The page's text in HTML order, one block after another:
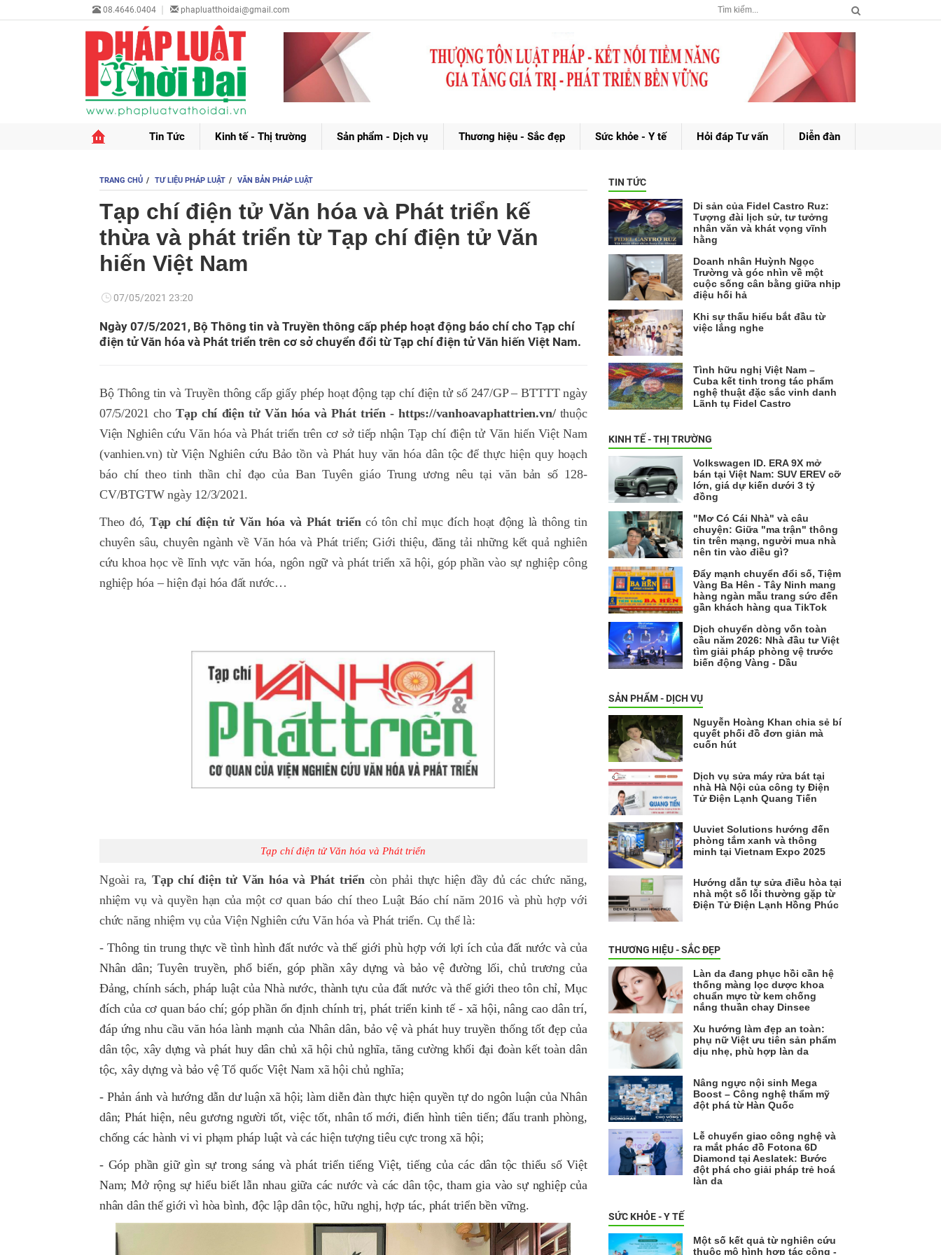
08.4646.0404 phapluatthoidai@gmail.com
Tin Tức Kinh tế - Thị trường Sản phẩm - Dịch vụ Thương hiệu - Sắc đẹp Sức khỏe - Y tế Hỏi đáp Tư vấn Diễn đàn
TRANG CHỦ TƯ LIỆU PHÁP LUẬT VĂN BẢN PHÁP LUẬT
Tạp chí điện tử Văn hóa và Phát triển kế
thừa và phát triển từ Tạp chí điện tử Văn
hiến Việt Nam
07/05/2021 23:20
Ngày 07/5/2021, Bộ Thông tin và Truyền thông cấp phép hoạt động báo chí cho Tạp chí
điện tử Văn hóa và Phát triển trên cơ sở chuyển đổi từ Tạp chí điện tử Văn hiến Việt Nam.
Bộ Thông tin và Truyền thông cấp giấy phép hoạt động tạp chí điện tử số 247/GP – BTTTT ngày
07/5/2021 choTạp chí điện tử Văn hóa và Phát triển -https://vanhoavaphattrien.vn/ thuộc
Viện Nghiên cứu Văn hóa và Phát triển trên cơ sở tiếp nhận Tạp chí điện tử Văn hiến Việt Nam
(vanhien.vn) từ Viện Nghiên cứu Bảo tồn và Phát huy văn hóa dân tộc để thực hiện quy hoạch
báo chí theo tinh thần chỉ đạo của Ban Tuyên giáo Trung ương nêu tại văn bản số 128-
CV/BTGTW ngày 12/3/2021.
Theo đó, Tạp chí điện tử Văn hóa và Phát triểncó tôn chỉ mục đích hoạt động là thông tin
chuyên sâu, chuyên ngành về Văn hóa và Phát triển; Giới thiệu, đăng tải những kết quả nghiên
cứu khoa học về lĩnh vực văn hóa, ngôn ngữ và phát triển xã hội, góp phần vào sự nghiệp công
nghiệp hóa – hiện đại hóa đất nước…
Tạp chí điện tử Văn hóa và Phát triển
Ngoài ra,Tạp chí điện tử Văn hóa và Phát triểncòn phải thực hiện đầy đủ các chức năng,
nhiệm vụ và quyền hạn của một cơ quan báo chí theo Luật Báo chí năm 2016 và phù hợp với
chức năng nhiệm vụ của Viện Nghiên cứu Văn hóa và Phát triển. Cụ thể là:
-Thông tin trung thực về tình hình đất nước và thế giới phù hợp với lợi ích của đất nước và của
Nhân dân; Tuyên truyền, phổ biến, góp phần xây dựng và bảo vệ đường lối, chủ trương của
Đảng, chính sách, pháp luật của Nhà nước, thành tựu của đất nước và thế giới theo tôn chỉ, Mục
đích của cơ quan báo chí; góp phần ổn định chính trị, phát triển kinh tế - xã hội, nâng cao dân trí,
đáp ứng nhu cầu văn hóa lành mạnh của Nhân dân, bảo vệ và phát huy truyền thống tốt đẹp của
dân tộc, xây dựng và phát huy dân chủ xã hội chủ nghĩa, tăng cường khối đại đoàn kết toàn dân
tộc, xây dựng và bảo vệ Tổ quốc Việt Nam xã hội chủ nghĩa;
- Phản ánh và hướng dẫn dư luận xã hội; làm diễn đàn thực hiện quyền tự do ngôn luận của Nhân
dân; Phát hiện, nêu gương người tốt, việc tốt, nhân tố mới, điển hình tiên tiến; đấu tranh phòng,
chống các hành vi vi phạm pháp luật và các hiện tượng tiêu cực trong xã hội;
- Góp phần giữ gìn sự trong sáng và phát triển tiếng Việt, tiếng của các dân tộc thiểu số Việt
Nam; Mở rộng sự hiểu biết lẫn nhau giữa các nước và các dân tộc, tham gia vào sự nghiệp của
nhân dân thế giới vì hòa bình, độc lập dân tộc, hữu nghị, hợp tác, phát triển bền vững.
TIN TỨC
Di sản của Fidel Castro Ruz:
Tượng đài lịch sử, tư tưởng
nhân văn và khát vọng vĩnh
hằng
Doanh nhân Huỳnh Ngọc
Trường và góc nhìn về một
cuộc sống cân bằng giữa nhịp
điệu hối hả
Khi sự thấu hiểu bắt đầu từ
việc lắng nghe
Tình hữu nghị Việt Nam –
Cuba kết tinh trong tác phẩm
nghệ thuật đặc sắc vinh danh
Lãnh tụ Fidel Castro
KINH TẾ - THỊ TRƯỜNG
Volkswagen ID. ERA 9X mở
bán tại Việt Nam: SUV EREV cỡ
lớn, giá dự kiến dưới 3 tỷ
đồng
"Mơ Có Cái Nhà" và câu
chuyện: Giữa "ma trận" thông
tin trên mạng, người mua nhà
nên tin vào điều gì?
Đẩy mạnh chuyển đổi số, Tiệm
Vàng Ba Hên - Tây Ninh mang
hàng ngàn mẫu trang sức đến
gần khách hàng qua TikTok
Dịch chuyển dòng vốn toàn
cầu năm 2026: Nhà đầu tư Việt
tìm giải pháp phòng vệ trước
biến động Vàng - Dầu
SẢN PHẨM - DỊCH VỤ
Nguyễn Hoàng Khan chia sẻ bí
quyết phối đồ đơn giản mà
cuốn hút
Dịch vụ sửa máy rửa bát tại
nhà Hà Nội của công ty Điện
Tử Điện Lạnh Quang Tiến
Uuviet Solutions hướng đến
phòng tắm xanh và thông
minh tại Vietnam Expo 2025
Hướng dẫn tự sửa điều hòa tại
nhà một số lỗi thường gặp từ
Điện Tử Điện Lạnh Hồng Phúc
THƯƠNG HIỆU - SẮC ĐẸP
Làn da đang phục hồi cần hệ
thống màng lọc dược khoa
chuẩn mực từ kem chống
nắng thuần chay Dinsee
Xu hướng làm đẹp an toàn:
phụ nữ Việt ưu tiên sản phẩm
dịu nhẹ, phù hợp làn da
Nâng ngực nội sinh Mega
Boost – Công nghệ thẩm mỹ
đột phá từ Hàn Quốc
Lễ chuyển giao công nghệ và
ra mắt phác đồ Fotona 6D
Diamond tại Aeslatek: Bước
đột phá cho giải pháp trẻ hoá
làn da
SỨC KHỎE - Y TẾ
Một số kết quả từ nghiên cứu
thuộc mô hình hợp tác công -